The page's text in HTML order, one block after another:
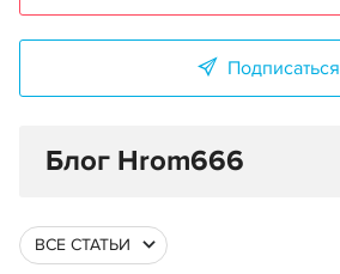
Подписаться
Блог Hrom666
ВСЕ СТАТЬИ